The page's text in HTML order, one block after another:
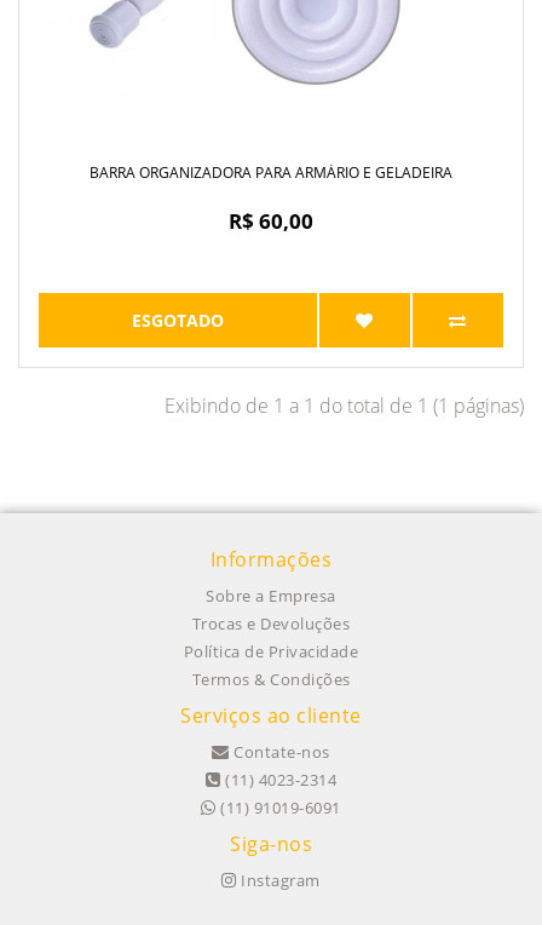
BARRA ORGANIZADORA PARA ARMÁRIO E GELADEIRA
R$ 60,00
ESGOTADO
Exibindo de 1 a 1 do total de 1 (1 páginas)
Informações
Sobre a Empresa
Trocas e Devoluções
Política de Privacidade
Termos & Condições
Serviços ao cliente
Contate-nos
(11) 4023-2314
(11) 91019-6091
Siga-nos
Instagram